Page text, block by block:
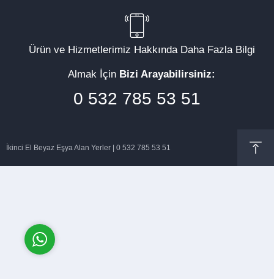
Ürün ve Hizmetlerimiz Hakkında Daha Fazla Bilgi
Almak İçin Bizi Arayabilirsiniz:
0 532 785 53 51
İkinci El Beyaz Eşya Alan Yerler | 0 532 785 53 51